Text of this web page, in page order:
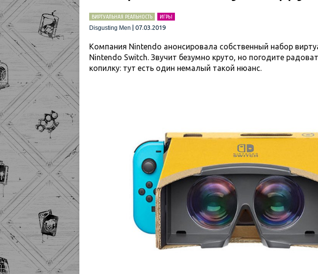
ВИРТУАЛЬНАЯ РЕАЛЬНОСТЬ
ИГРЫ
Disgusting Men
07.03.2019
Компания Nintendo анонсировала собственный набор
Nintendo Switch. Звучит безумно круто, но погодите
копилку: тут есть один немалый такой нюанс.